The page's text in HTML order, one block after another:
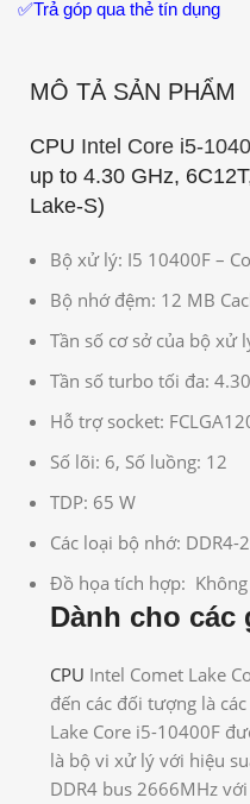
✅Trả góp qua thẻ tín dụng
MÔ TẢ SẢN PHẨM
CPU Intel Core i5-
up to 4.30 GHz,
Lake-S)
Bộ xử lý: I5 10400F –
Bộ nhớ đệm: 12 MB
Tần số cơ sở của bộ xử
Tần số turbo tối đa:
Hỗ trợ socket:
Số lõi: 6, Số luồng: 12
TDP: 65 W
Các loại bộ nhớ: DDR4-
Đồ họa tích hợp:
Dành cho các
CPU Intel Comet Lake
đến các đối tượng là
Lake Core i5-10400F
là bộ vi xử lý với hiệu
DDR4 bus 2666MHz